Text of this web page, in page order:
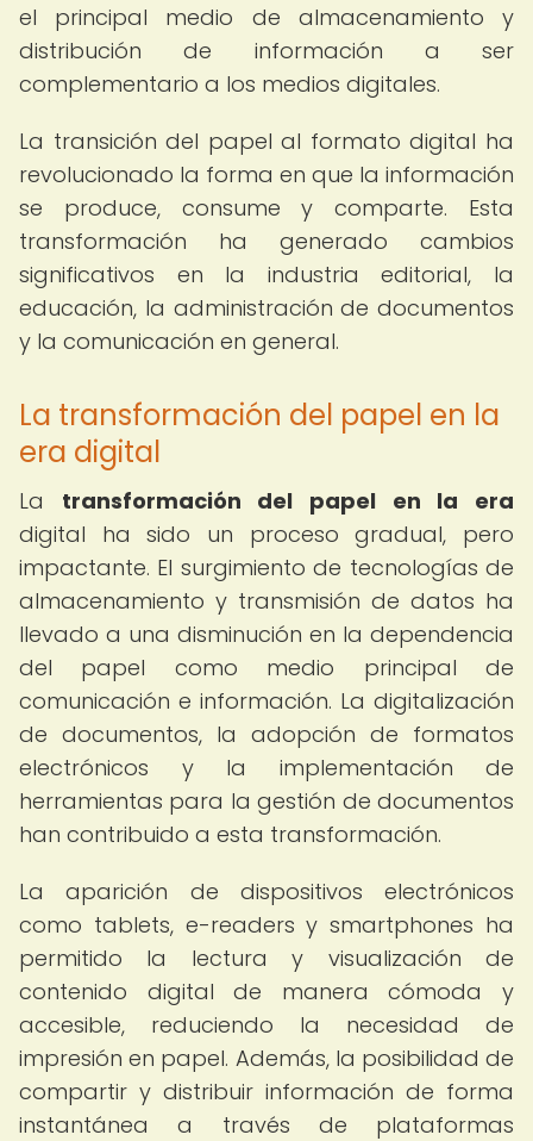
el principal medio de almacenamiento y
distribución de información a ser
complementario a los medios digitales.
La transición del papel al formato digital ha
revolucionado la forma en que la información
se produce, consume y comparte. Esta
transformación ha generado cambios
significativos en la industria editorial, la
educación, la administración de documentos
y la comunicación en general.
La transformación del papel en la
era digital
La transformación del papel en la era
digital ha sido un proceso gradual, pero
impactante. El surgimiento de tecnologías de
almacenamiento y transmisión de datos ha
llevado a una disminución en la dependencia
del papel como medio principal de
comunicación e información. La digitalización
de documentos, la adopción de formatos
electrónicos y la implementación de
herramientas para la gestión de documentos
han contribuido a esta transformación.
La aparición de dispositivos electrónicos
como tablets, e-readers y smartphones ha
permitido la lectura y visualización de
contenido digital de manera cómoda y
accesible, reduciendo la necesidad de
impresión en papel. Además, la posibilidad de
compartir y distribuir información de forma
instantánea a través de plataformas